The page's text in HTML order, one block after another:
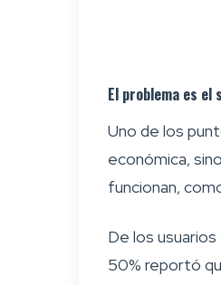
El problema es
Uno de los
económica,
funcionan,
De los
50% reportó